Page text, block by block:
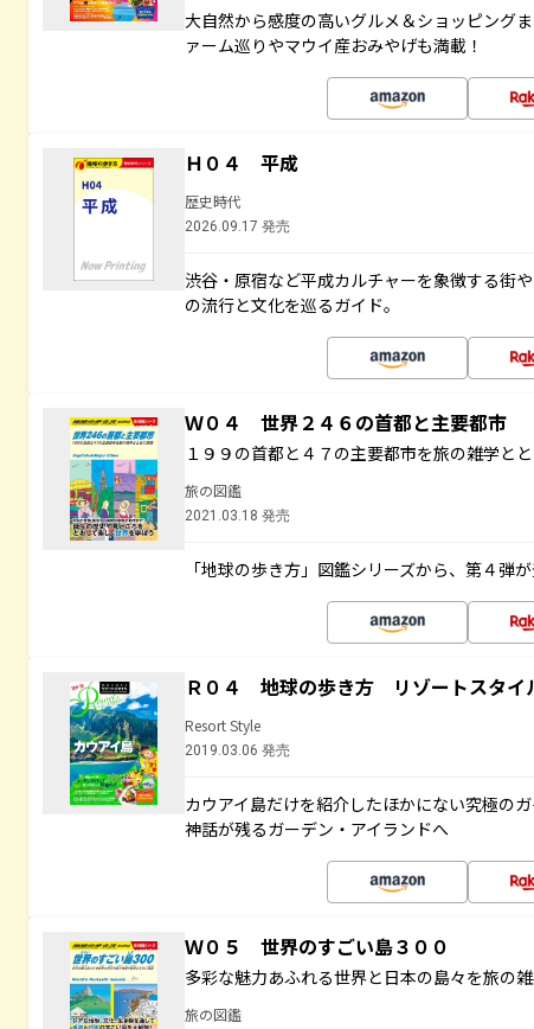
大自然から感度の高いグルメ＆ショッピング
ァーム巡りやマウイ産おみやげも満載！
Ｈ０４ 平成
歴史時代
2026.09.17 発売
渋谷・原宿など平成カルチャーを象徴する街
の流行と文化を巡るガイド。
Ｗ０４ 世界２４６の首都と主要都市
１９９の首都と４７の主要都市を旅の雑学と
旅の図鑑
2021.03.18 発売
「地球の歩き方」図鑑シリーズから、第４弾が
Ｒ０４ 地球の歩き方 リゾートスタ
Resort Style
2019.03.06 発売
カウアイ島だけを紹介したほかにない究極の
神話が残るガーデン・アイランドへ
Ｗ０５ 世界のすごい島３００
多彩な魅力あふれる世界と日本の島々を旅の
旅の図鑑